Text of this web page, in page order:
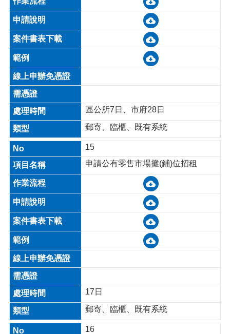
區公所7日、市府28日
郵寄、臨櫃、既有系統
15
申請公有零售市場攤(鋪)位招租
17日
郵寄、臨櫃、既有系統
16